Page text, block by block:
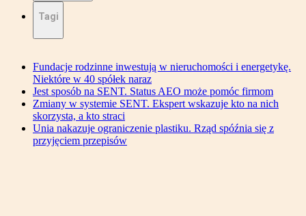
Tagi
Fundacje rodzinne inwestują w nieruchomości i energetykę.
Niektóre w 40 spółek naraz
Jest sposób na SENT. Status AEO może pomóc firmom
Zmiany w systemie SENT. Ekspert wskazuje kto na nich
skorzysta, a kto straci
Unia nakazuje ograniczenie plastiku. Rząd spóźnia się z
przyjęciem przepisów